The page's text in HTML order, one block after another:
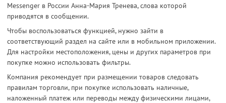
Messenger в России Анна-Мария Тренева, слова которой
приводятся в сообщении.
Чтобы воспользоваться функцией, нужно зайти в
соответствующий раздел на сайте или в мобильном приложении.
Для настройки местоположения, цены и других параметров при
покупке можно использовать фильтры.
Компания рекомендует при размещении товаров следовать
правилам торговли, при покупке использовать наличные,
наложенный платеж или переводы между физическими лицами,